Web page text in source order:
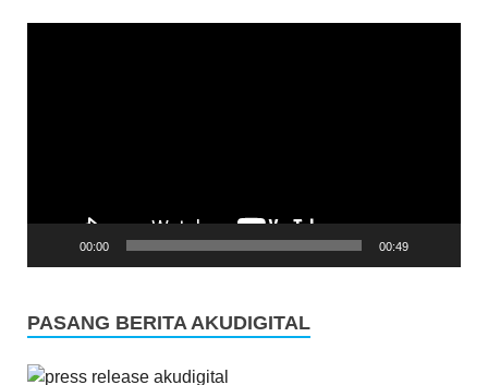
00:00 00:49
PASANG BERITA AKUDIGITAL